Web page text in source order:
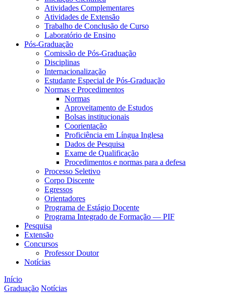
Atividades Complementares
Atividades de Extensão
Trabalho de Conclusão de Curso
Laboratório de Ensino
Pós-Graduação
Comissão de Pós-Graduação
Disciplinas
Internacionalização
Estudante Especial de Pós-Graduação
Normas e Procedimentos
Normas
Aproveitamento de Estudos
Bolsas institucionais
Coorientação
Proficiência em Língua Inglesa
Dados de Pesquisa
Exame de Qualificação
Procedimentos e normas para a defesa
Processo Seletivo
Corpo Discente
Egressos
Orientadores
Programa de Estágio Docente
Programa Integrado de Formação — PIF
Pesquisa
Extensão
Concursos
Professor Doutor
Notícias
Início
Graduação Notícias